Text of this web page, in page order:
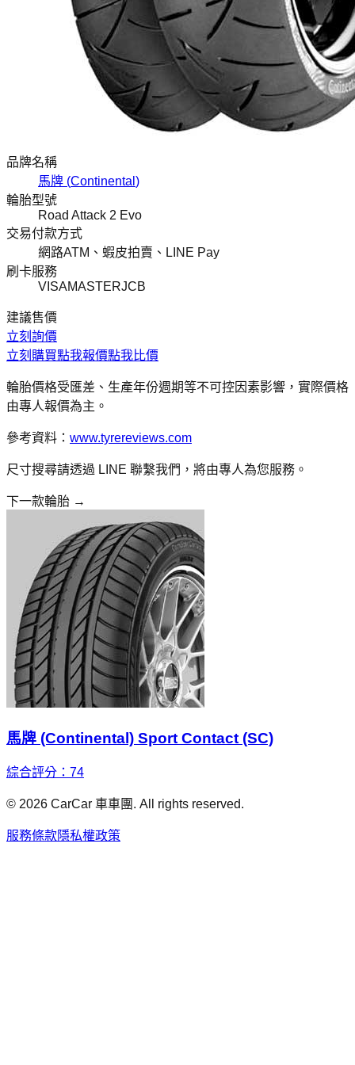
品牌名稱
馬牌 (Continental )
輪胎型號
Road Attack 2 Evo
交易付款方式
網路ATM、蝦皮拍賣、LINE Pay
刷卡服務
VISAMASTERJCB
建議售價
立刻詢價
立刻購買點我報價點我比價
輪胎價格受匯差、生產年份週期等不可控因素影響，實際價格
由專人報價為主。
參考資料： www.tyrereviews.com
尺寸搜尋請透過 LINE 聯繫我們，將由專人為您服務。
下一款輪胎 →
馬牌 (Continental) Sport Contact (SC)
綜合評分： 74
© 2026 CarCar 車車團. All rights reserved.
服務條款隱私權政策